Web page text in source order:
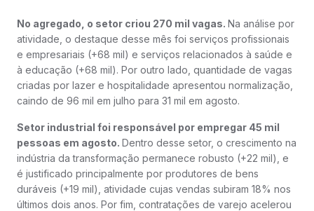
No agregado, o setor criou 270 mil vagas. Na análise por
atividade, o destaque desse mês foi serviços profissionais
e empresariais (+68 mil) e serviços relacionados à saúde e
à educação (+68 mil). Por outro lado, quantidade de vagas
criadas por lazer e hospitalidade apresentou normalização,
caindo de 96 mil em julho para 31 mil em agosto.
Setor industrial foi responsável por empregar 45 mil
pessoas em agosto. Dentro desse setor, o crescimento na
indústria da transformação permanece robusto (+22 mil), e
é justificado principalmente por produtores de bens
duráveis (+19 mil), atividade cujas vendas subiram 18% nos
últimos dois anos. Por fim, contratações de varejo acelerou